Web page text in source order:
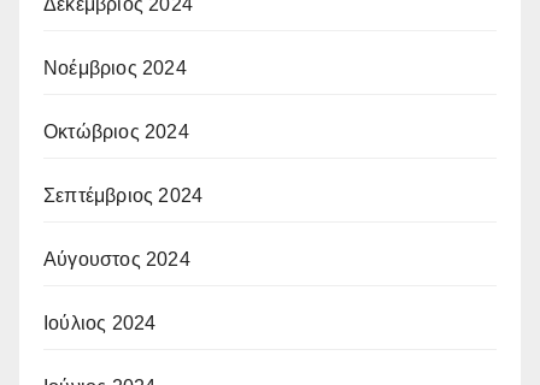
Νοέμβριος 2024
Οκτώβριος 2024
Σεπτέμβριος 2024
Αύγουστος 2024
Ιούλιος 2024